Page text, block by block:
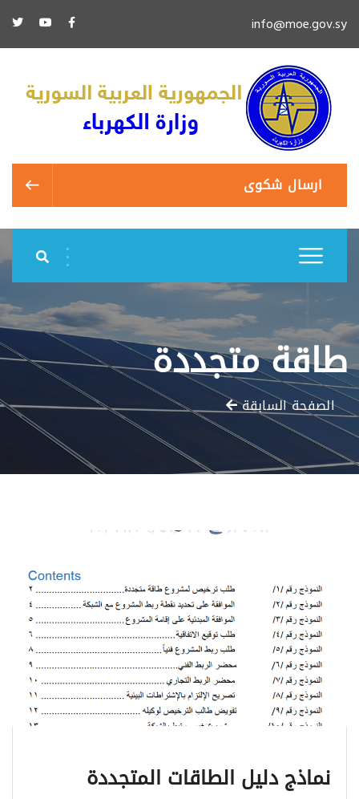
info@moe.gov.sy
ارسال شكوى
طاقة متجددة
الصفحة السابقة
نماذج دليل الطاقات المتجددة